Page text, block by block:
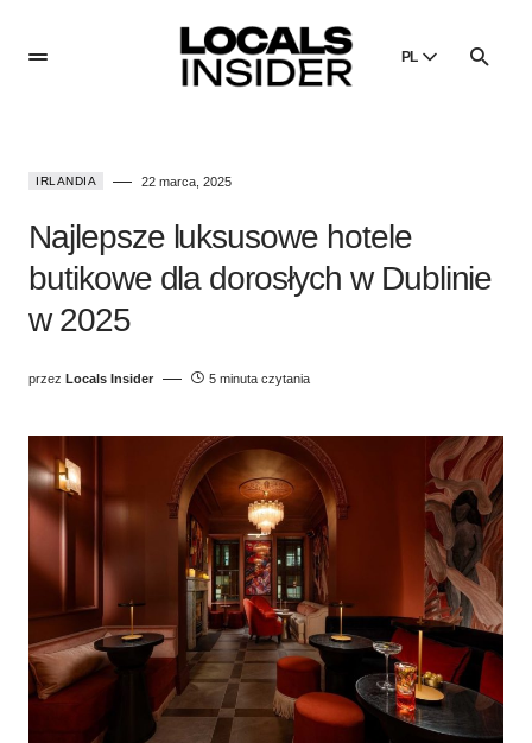
PL
Dansk
Poland
IRLANDIA 22 marca, 2025
Najlepsze luksusowe hotele
butikowe dla dorosłych w Dublinie
w 2025
przez Locals Insider 5 minuta czytania